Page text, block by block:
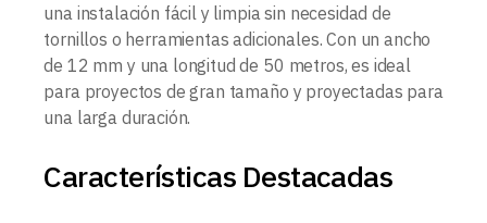
una instalación fácil y limpia sin necesidad de
tornillos o herramientas adicionales. Con un ancho
de 12 mm y una longitud de 50 metros, es ideal
para proyectos de gran tamaño y proyectadas para
una larga duración.
Características Destacadas